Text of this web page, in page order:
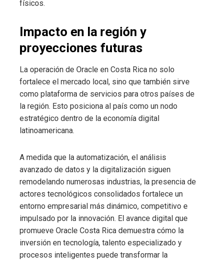
físicos.
Impacto en la región y
proyecciones futuras
La operación de Oracle en Costa Rica no solo
fortalece el mercado local, sino que también sirve
como plataforma de servicios para otros países de
la región. Esto posiciona al país como un nodo
estratégico dentro de la economía digital
latinoamericana.
A medida que la automatización, el análisis
avanzado de datos y la digitalización siguen
remodelando numerosas industrias, la presencia de
actores tecnológicos consolidados fortalece un
entorno empresarial más dinámico, competitivo e
impulsado por la innovación. El avance digital que
promueve Oracle Costa Rica demuestra cómo la
inversión en tecnología, talento especializado y
procesos inteligentes puede transformar la